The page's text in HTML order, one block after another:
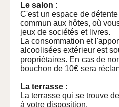
Le salon :
C'est un espace de
commun aux hôtes, où
jeux de sociétés et livres.
La consommation et
alcoolisées extérieur est
propriétaires. En cas de
bouchon de 10€ sera
La terrasse :
La terrasse qui se trouve
à votre disposition.